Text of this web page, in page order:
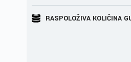
RASPOLOŽIVA KOLIČINA